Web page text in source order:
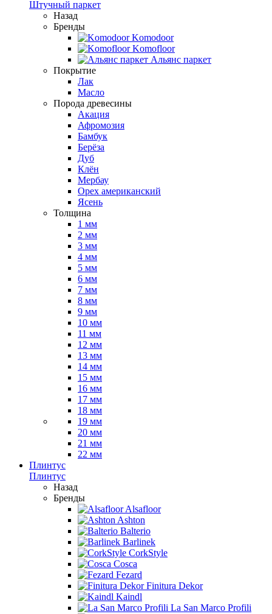
Штучный паркет
Назад
Бренды
Komodoor
Komofloor
Альянс паркет
Покрытие
Лак
Масло
Порода древесины
Акация
Афромозия
Бамбук
Берёза
Дуб
Клён
Мербау
Орех американский
Ясень
Толщина
1 мм
2 мм
3 мм
4 мм
5 мм
6 мм
7 мм
8 мм
9 мм
10 мм
11 мм
12 мм
13 мм
14 мм
15 мм
16 мм
17 мм
18 мм
19 мм
20 мм
21 мм
22 мм
Плинтус
Плинтус
Назад
Бренды
Alsafloor
Ashton
Balterio
Barlinek
CorkStyle
Cosca
Fezard
Finitura Dekor
Kaindl
La San Marco Profili